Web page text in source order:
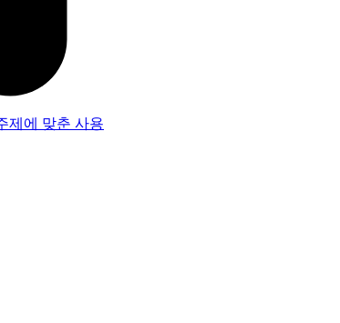
제에 맞춘 사용